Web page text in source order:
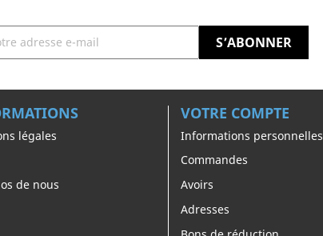
légales
de nous
VOTRE COMPTE
Informations personnelles
Commandes
Avoirs
Adresses